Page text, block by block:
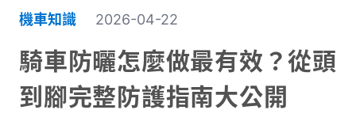
部位。專業的機車防摔褲內建護膝、採用耐磨材
質，能在摔車瞬間提供關鍵保護。這與一般牛仔褲
或休閒褲有著根本性的差異。在台灣這個機車密度
極高的環境中，道路狀況複雜、天氣多變。突然下
雨導致路面濕滑、緊急煞車、車流密集，都讓騎士
機車知識 2026-04-22
騎車防曬怎麼做最有效？從頭
到腳完整防護指南大公開